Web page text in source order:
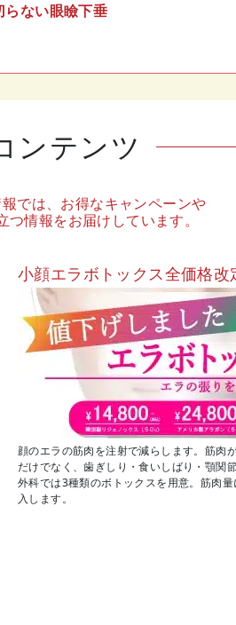
らない眼瞼下垂
ンテンツ
では、お得なキャンペーンや
情報をお届けしています。
小顔エラボトックス全価格改
顔のエラの筋肉を注射で減らします。筋肉
だけでなく、歯ぎしり・食いしばり・顎関
外科では3種類のボトックスを用意。筋肉
入します。